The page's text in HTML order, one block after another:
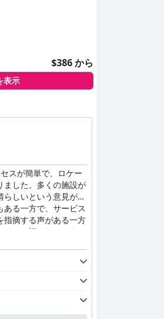
$386 から
表示
スが簡単で、ロケー
ました。多くの施設が
しいという意見があ
る一方で、サービス
指摘する声がある一方
ると評されていま
あり、評価が分かれ
されています。全体
払った金額に見合わ